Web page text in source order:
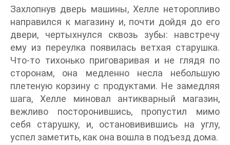
Захлопнув дверь машины, Хелле неторопливо
направился к магазину и, почти дойдя до его
двери, чертыхнулся сквозь зубы: навстречу
ему из переулка появилась ветхая старушка.
Что-то тихонько приговаривая и не глядя по
сторонам, она медленно несла небольшую
плетеную корзину с продуктами. Не замедляя
шага, Хелле миновал антикварный магазин,
вежливо посторонившись, пропустил мимо
себя старушку, и, остановивившись на углу,
успел заметить, как она вошла в подъезд дома.